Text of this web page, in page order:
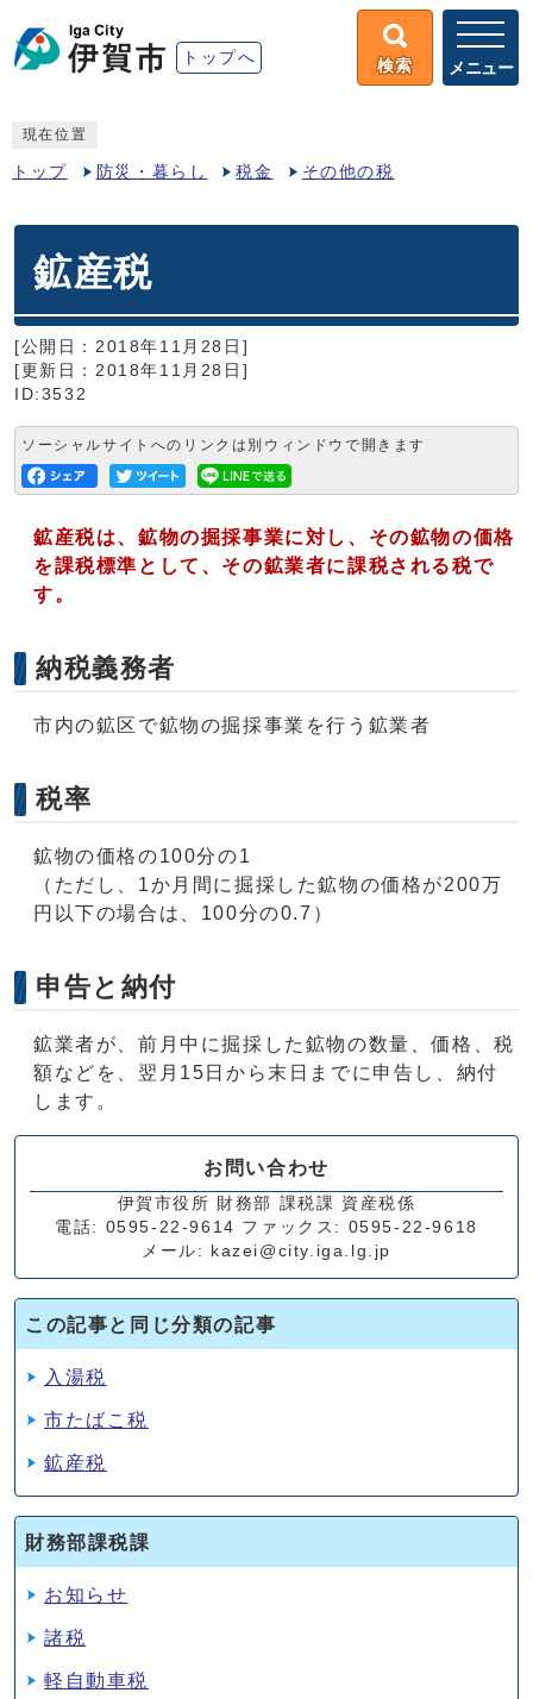
トップへ 検索 メニュー
現在位置
トップ 防災・暮らし 税金 その他の税
鉱産税
[公開日：2018年11月28日]
[更新日：2018年11月28日]
ID:3532
ソーシャルサイトへのリンクは別ウィンドウで開きます
鉱産税は、鉱物の掘採事業に対し、その鉱物の価格
を課税標準として、その鉱業者に課税される税で
す。
納税義務者
市内の鉱区で鉱物の掘採事業を行う鉱業者
税率
鉱物の価格の100分の1
（ただし、1か月間に掘採した鉱物の価格が200万
円以下の場合は、100分の0.7）
申告と納付
鉱業者が、前月中に掘採した鉱物の数量、価格、税
額などを、翌月15日から末日までに申告し、納付
します。
お問い合わせ
伊賀市役所 財務部 課税課 資産税係
電話: 0595-22-9614 ファックス: 0595-22-9618
メール: kazei@city.iga.lg.jp
この記事と同じ分類の記事
入湯税
市たばこ税
鉱産税
財務部課税課
お知らせ
諸税
軽自動車税